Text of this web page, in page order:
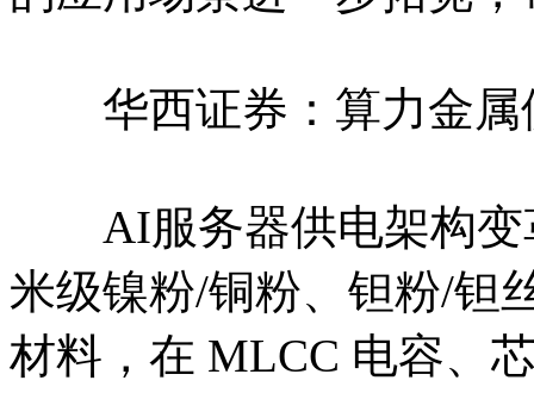
华西证券：算力金属
AI服务器供电架构变
米级镍粉/铜粉、钽粉/钽
材料，在 MLCC 电容、